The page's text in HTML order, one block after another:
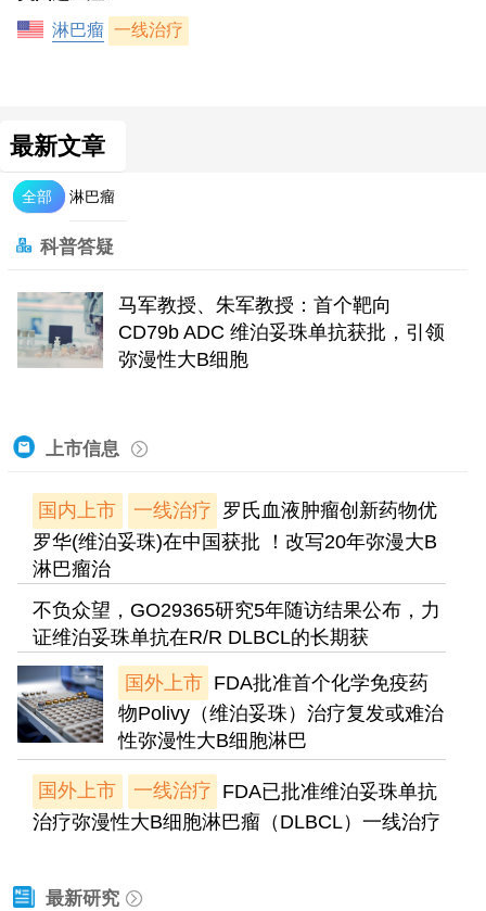
淋巴瘤 一线治疗
最新文章
全部 淋巴瘤
科普答疑
马军教授、朱军教授：首个靶向
CD79b ADC 维泊妥珠单抗获批，引领
弥漫性大B细胞
上市信息
国内上市 一线治疗 罗氏血液肿瘤创新药物优
罗华(维泊妥珠)在中国获批 ！改写20年弥漫大B
淋巴瘤治
不负众望，GO29365研究5年随访结果公布，力
证维泊妥珠单抗在R/R DLBCL的长期获
国外上市 FDA批准首个化学免疫药
物Polivy（维泊妥珠）治疗复发或难治
性弥漫性大B细胞淋巴
国外上市 一线治疗 FDA已批准维泊妥珠单抗
治疗弥漫性大B细胞淋巴瘤（DLBCL）一线治疗
最新研究